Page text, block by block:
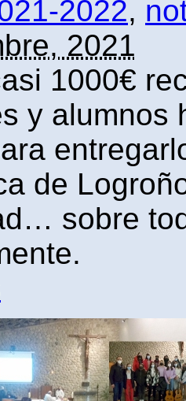
2022,
2021
1000€
y alumnos
de
sobre